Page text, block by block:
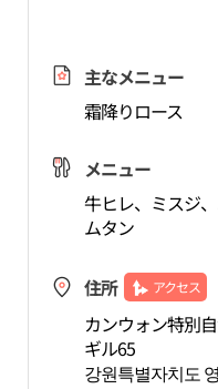
主なメニュー
霜降りロース
メニュー
牛ヒレ、ミスジ
ムタン
住所 アクセス
カンウォン特別
ギル65
강원특별자치도